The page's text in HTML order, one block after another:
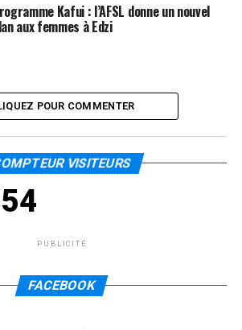
Kafui : l’AFSL donne un nouvel
aux femmes à Edzi
POUR COMMENTER
VISITEURS
PUBLICITÉ
FACEBOOK